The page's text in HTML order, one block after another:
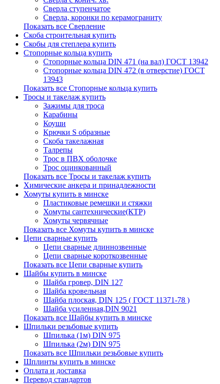
Сверла ступенчатое
Сверла, коронки по керамограниту
Показать все Сверление
Скоба строительная купить
Скобы для степлера купить
Стопорные кольца купить
Стопорные кольца DIN 471 (на вал) ГОСТ 13942
Стопорные кольца DIN 472 (в отверстие) ГОСТ
13943
Показать все Стопорные кольца купить
Тросы и такелаж купить
Зажимы для троса
Карабины
Коуши
Крючки S образные
Скоба такелажная
Талрепы
Трос в ПВХ оболочке
Трос оцинкованный
Показать все Тросы и такелаж купить
Химические анкера и принадлежности
Хомуты купить в минске
Пластиковые ремешки и стяжки
Хомуты сантехнические(КТР)
Хомуты червячные
Показать все Хомуты купить в минске
Цепи сварные купить
Цепи сварные длиннозвенные
Цепи сварные короткозвенные
Показать все Цепи сварные купить
Шайбы купить в минске
Шайба гровер, DIN 127
Шайба кровельная
Шайба плоская, DIN 125 ( ГОСТ 11371-78 )
Шайба усиленная,DIN 9021
Показать все Шайбы купить в минске
Шпильки резьбовые купить
Шпилька (1м) DIN 975
Шпилька (2м) DIN 975
Показать все Шпильки резьбовые купить
Шплинты купить в минске
Оплата и доставка
Перевод стандартов